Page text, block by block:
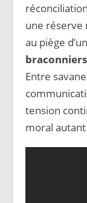
une réserve
au piège d’un
braconniers
Entre
tension
moral